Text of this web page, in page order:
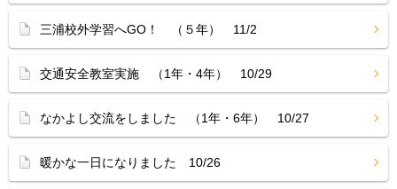
三浦校外学習へGO！ （５年） 11/2
交通安全教室実施 （1年・4年） 10/29
なかよし交流をしました （1年・6年） 10/27
暖かな一日になりました 10/26